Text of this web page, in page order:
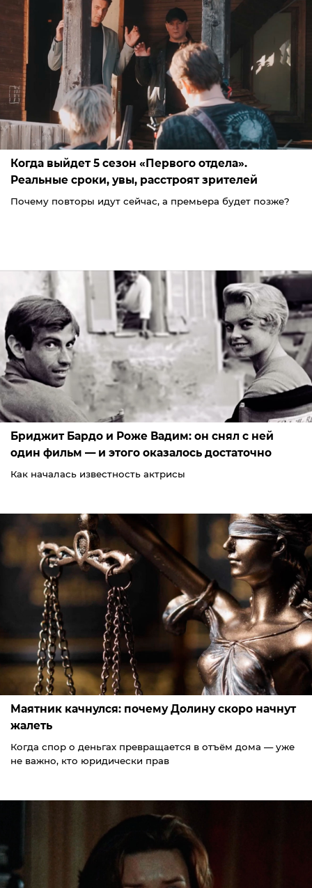
Когда выйдет 5 сезон «Первого отдела».
Реальные сроки, увы, расстроят зрителей
Почему повторы идут сейчас, а премьера будет позже?
Бриджит Бардо и Роже Вадим: он снял с ней
один фильм — и этого оказалось достаточно
Как началась известность актрисы
Маятник качнулся: почему Долину скоро начнут
жалеть
Когда спор о деньгах превращается в отъём дома — уже
не важно, кто юридически прав